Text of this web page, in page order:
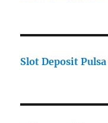
Slot Deposit Pulsa